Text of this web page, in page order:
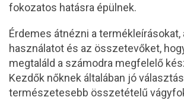
fokozatos hatásra épülnek.
Érdemes átnézni a termékleírásokat,
használatot és az összetevőket,
megtaláld a számodra megfelelő
Kezdők nőknek általában jó
természetesebb összetételű